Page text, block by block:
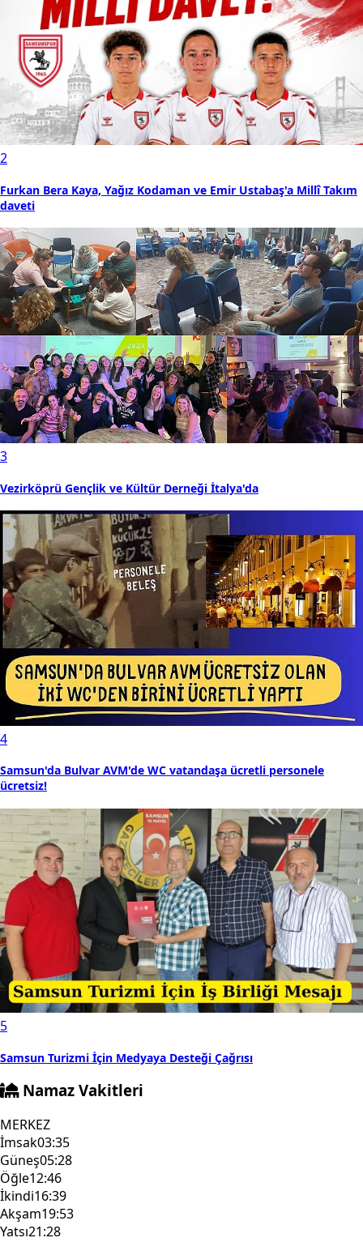
2
Furkan Bera Kaya, Yağız Kodaman ve Emir Ustabaş'a Millî Takım
daveti
3
Vezirköprü Gençlik ve Kültür Derneği İtalya'da
4
Samsun'da Bulvar AVM'de WC vatandaşa ücretli personele
ücretsiz!
5
Samsun Turizmi İçin Medyaya Desteği Çağrısı
Namaz Vakitleri
MERKEZ
İmsak03:35
Güneş05:28
Öğle12:46
İkindi16:39
Akşam19:53
Yatsı21:28